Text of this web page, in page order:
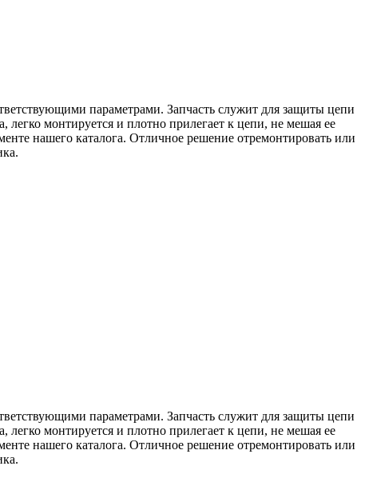
параметрами. Запчасть служит для защиты цепи
монтируется и плотно прилегает к цепи, не мешая ее
нашего каталога. Отличное решение отремонтировать или
параметрами. Запчасть служит для защиты цепи
монтируется и плотно прилегает к цепи, не мешая ее
нашего каталога. Отличное решение отремонтировать или